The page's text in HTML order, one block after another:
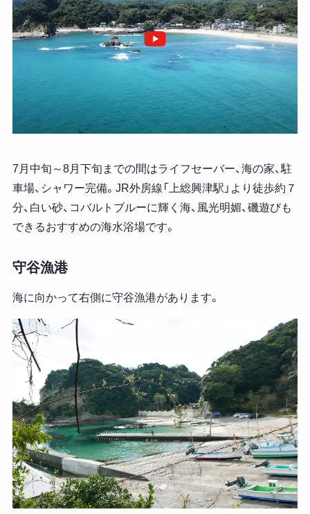
7月中旬～8月下旬までの間はライフセーバー、海の家、駐
車場、シャワー完備。JR外房線「上総興津駅」より徒歩約７
分、白い砂、コバルトブルーに輝く海、風光明媚、磯遊びも
できるおすすめの海水浴場です。
守谷漁港
海に向かって右側に守谷漁港があります。